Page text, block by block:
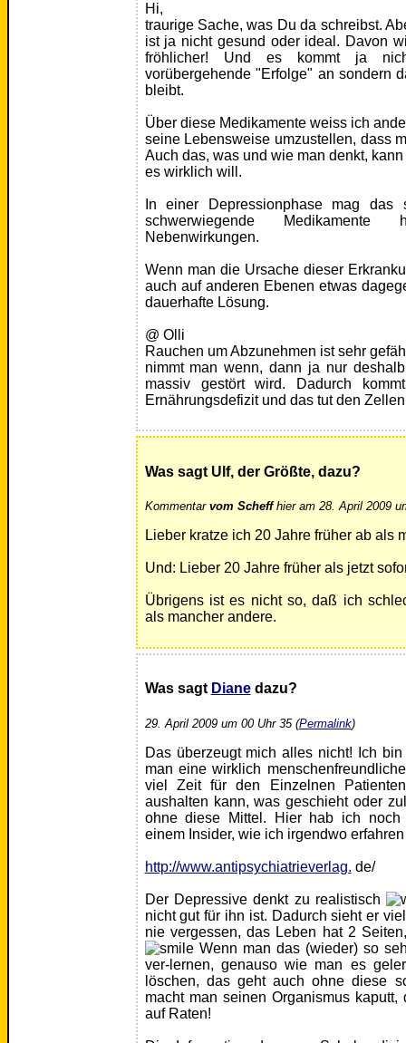
Hi,
traurige Sache, was Du da schreibst.
ist ja nicht gesund oder ideal. Davon
fröhlicher! Und es kommt ja
vorübergehende "Erfolge" an sondern
bleibt.
Über diese Medikamente weiss ich
seine Lebensweise umzustellen, dass
Auch das, was und wie man denkt,
es wirklich will.
In einer Depressionphase mag
schwerwiegende Medikamente
Nebenwirkungen.
Wenn man die Ursache dieser
auch auf anderen Ebenen etwas
dauerhafte Lösung.
@ Olli
Rauchen um Abzunehmen ist sehr
nimmt man wenn, dann ja nur
massiv gestört wird. Dadurch
Ernährungsdefizit und das tut den
Was sagt Ulf, der Größte, dazu?
Kommentar vom Scheffhier am 28. April 2009
Lieber kratze ich 20 Jahre früher ab als
Und: Lieber 20 Jahre früher als jetzt
Übrigens ist es nicht so, daß ich
als mancher andere.
Was sagt Dianedazu?
29. April 2009 um 00 Uhr 35 (Permalink)
Das überzeugt mich alles nicht! Ich
man eine wirklich
viel Zeit für den Einzelnen
aushalten kann, was geschieht oder
ohne diese Mittel. Hier hab ich noch
einem Insider, wie ich irgendwo
http://www.antipsychiatrieverlag. de/
Der Depressive denkt zu realistisch
nicht gut für ihn ist. Dadurch sieht er
nie vergessen, das Leben hat 2
Wenn man das (wieder) so
ver-lernen, genauso wie man es
löschen, das geht auch ohne diese
macht man seinen Organismus
auf Raten!